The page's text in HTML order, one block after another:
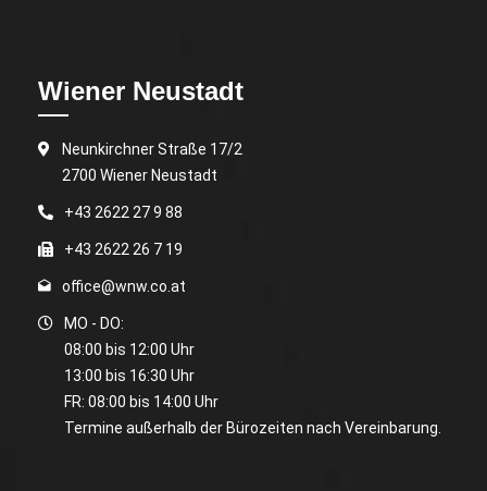
Wiener Neustadt
Neunkirchner Straße 17/2
2700 Wiener Neustadt
+43 2622 27 9 88
+43 2622 26 7 19
office@wnw.co.at
MO - DO:
08:00 bis 12:00 Uhr
13:00 bis 16:30 Uhr
FR: 08:00 bis 14:00 Uhr
Termine außerhalb der Bürozeiten nach Vereinbarung.